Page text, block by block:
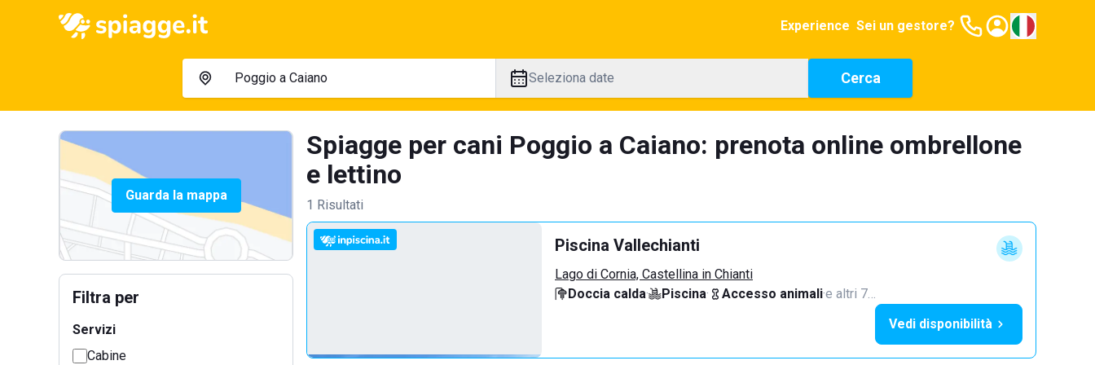
Experience Sei un gestore?
Seleziona date Cerca
Guarda la mappa
Filtra per
Servizi
Cabine
Spiagge per cani Poggio a Caiano: prenota online ombrellone
e lettino
1 Risultati
Piscina Vallechianti
Lago di Cornia, Castellina in Chianti
Doccia calda· Piscina· Accesso animali·e altri 7…
Vedi disponibilità